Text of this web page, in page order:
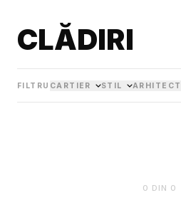
CLĂDIRI
FILTRU CARTIER STIL ARHITECT
0 DIN 0